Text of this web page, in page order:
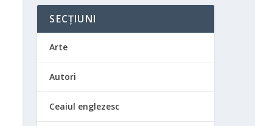
SECȚIUNI
Arte
Autori
Ceaiul englezesc